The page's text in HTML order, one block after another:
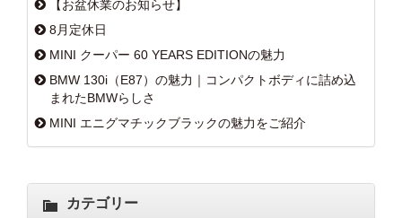
【お盆休業のお知らせ】
8月定休日
MINI クーパー 60 YEARS EDITIONの魅力
BMW 130i（E87）の魅力｜コンパクトボディに詰め込
まれたBMWらしさ
MINI エニグマチックブラックの魅力をご紹介
カテゴリー